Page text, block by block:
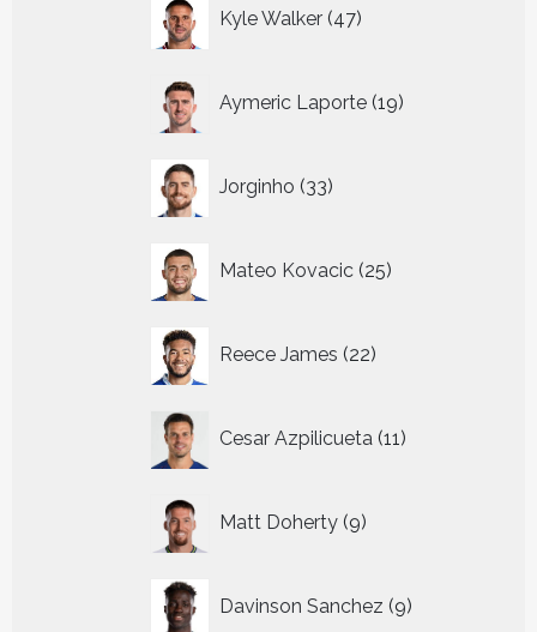
Kyle Walker 47
producten
Aymeric Laporte 19
producten
Jorginho 33
producten
Mateo Kovacic 25
producten
Reece James 22
producten
Cesar Azpilicueta 11
producten
Matt Doherty 9
producten
Davinson Sanchez 9
producten